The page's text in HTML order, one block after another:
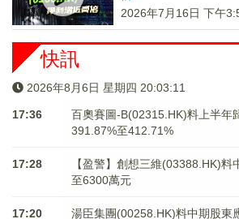
2026年7月16日 下午
快訊
2026年8月6日 星期四 20:03:11
17:36
百奧賽圖-B(02315.HK)料上半年
391.87%至412.71%
17:28
【盈警】創想三維(03388.HK)
至6300萬元
17:20
湯臣集團(00258.HK)料中期股東